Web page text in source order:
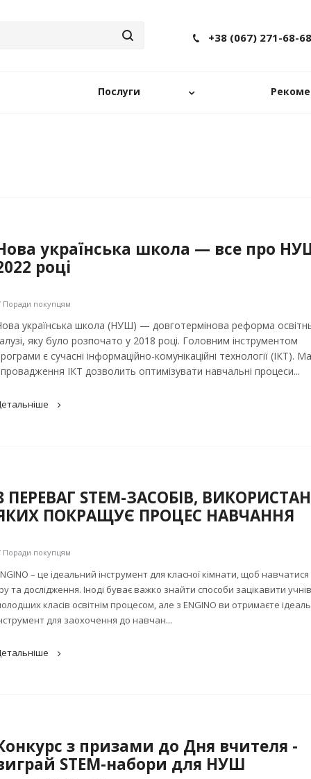
+38 (067) 271-68-68
Послуги
українська школа — все про
році
Поради покупцям
українська школа (НУШ) — довготермінова реформа
яку було розпочато у 2018 році. Головним інструментом
є сучасні інформаційно-комунікаційні технології (ІКТ).
ІКТ дозволить оптимізувати навчальні процеси...
ПЕРЕВАГ STEM-ЗАСОБІВ,
ПОКРАЩУЄ ПРОЦЕС НАВЧАННЯ
Поради покупцям
– це ідеальний інструмент для класної кімнати, щоб
та дослідження. Іноді буває важко знайти способи зацікавити учнів
класів освітнім процесом, але з ENGINO ви отримаєте
для заохочення до навчан...
з призами до Дня вчителя -
STEM-набори для НУШ